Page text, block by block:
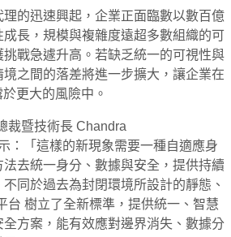
理的迅速興起，企業正面臨數以數百億
長，規模與複雜度遠超多數組織的可
挑戰急遽升高。若缺乏統一的可視性與
之間的落差將進一步擴大，讓企業在
更大的風險中。
裁暨技術長 Chandra
：「這樣的新現象需要一種自適應身
去統一身分、數據與安全，提供持續
同於過去為封閉環境所設計的靜態、
台 樹立了全新標準，提供統一、智慧
全方案，能有效應對邊界消失、數據分